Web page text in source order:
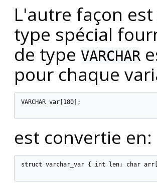
L'autre façon
type spécial
de type VARCHAR
pour chaque
VARCHAR var[180];
est convertie en:
struct varchar_var { int len; char